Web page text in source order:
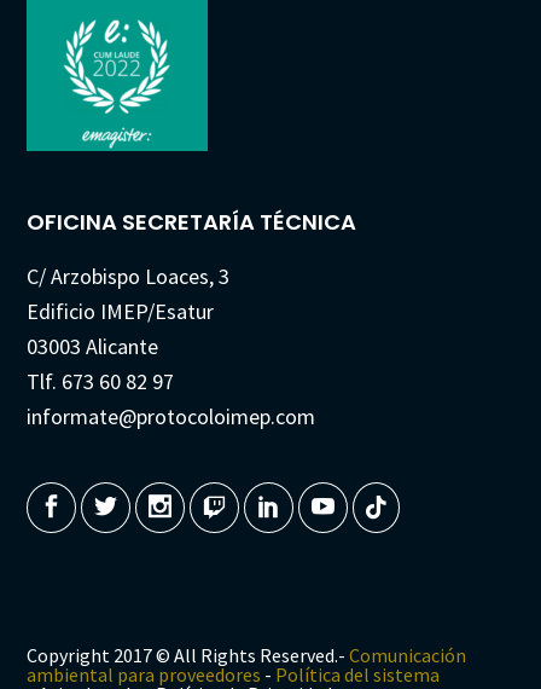
OFICINA SECRETARÍA TÉCNICA
C/ Arzobispo Loaces, 3
Edificio IMEP/Esatur
03003 Alicante
Tlf. 673 60 82 97
informate@protocoloimep.com
Copyright 2017 © All Rights Reserved.-Comunicación
ambiental para proveedores - Política del sistema